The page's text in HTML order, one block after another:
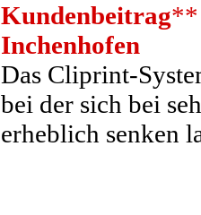
Kundenbeitrag**
Inchenhofen
Das Cliprint-
bei der sich bei
erheblich senken